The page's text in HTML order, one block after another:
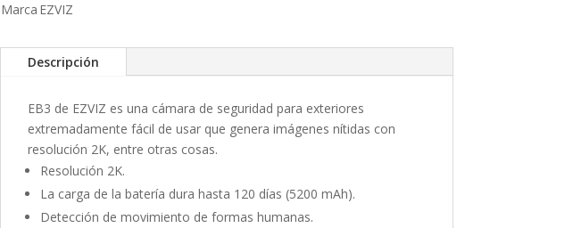
Marca EZVIZ
Descripción
EB3 de EZVIZ es una cámara de seguridad para exteriores
extremadamente fácil de usar que genera imágenes nítidas con
resolución 2K, entre otras cosas.
Resolución 2K.
La carga de la batería dura hasta 120 días (5200 mAh).
Detección de movimiento de formas humanas.